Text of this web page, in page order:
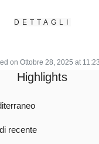
DETTAGLI
on Ottobre 28, 2025 at
Highlights
recente